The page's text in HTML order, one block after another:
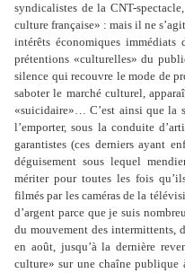
syndicalistes de la CNT-
culture française» : mais il ne
intérêts économiques
prétentions «culturelles» du
silence qui recouvre le mode de
saboter le marché culturel,
«suicidaire»… C’est ainsi que la
l’emporter, sous la conduite
garantistes (ces derniers ayant
déguisement sous lequel
mériter pour toutes les fois
filmés par les caméras de la
d’argent parce que je suis
du mouvement des intermittents,
en août, jusqu’à la dernière
culture» sur une chaîne publique